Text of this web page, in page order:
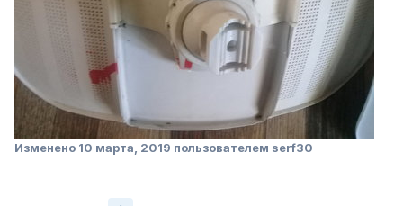
Изменено 10 марта, 2019 пользователем serf30